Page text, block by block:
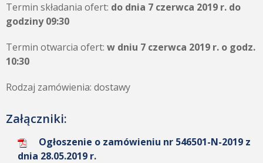
Termin składania ofert: do dnia 7 czerwca 2019 r. do
godziny 09:30
Termin otwarcia ofert: w dniu 7 czerwca 2019 r. o godz.
10:30
Rodzaj zamówienia: dostawy
Załączniki:
Ogłoszenie o zamówieniu nr 546501-N-2019 z
dnia 28.05.2019 r.